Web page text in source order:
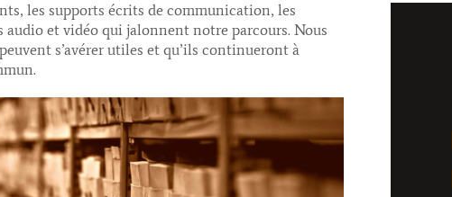
les supports écrits de communication, les
audio et vidéo qui jalonnent notre parcours. Nous
s’avérer utiles et qu’ils continueront à